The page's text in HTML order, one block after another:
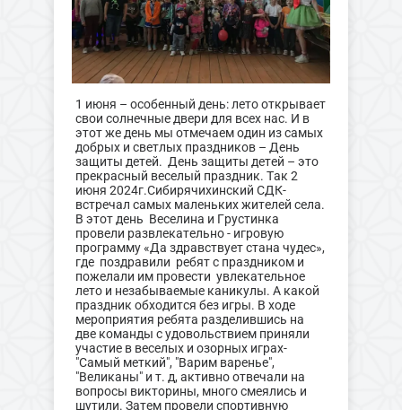
1 июня – особенный день: лето открывает
свои солнечные двери для всех нас. И в
этот же день мы отмечаем один из самых
добрых и светлых праздников – День
защиты детей. День защиты детей – это
прекрасный веселый праздник. Так 2
июня 2024г.Сибирячихинский СДК-
встречал самых маленьких жителей села.
В этот день Веселина и Грустинка
провели развлекательно - игровую
программу «Да здравствует стана чудес»,
где поздравили ребят с праздником и
пожелали им провести увлекательное
лето и незабываемые каникулы. А какой
праздник обходится без игры. В ходе
мероприятия ребята разделившись на
две команды с удовольствием приняли
участие в веселых и озорных играх-
"Самый меткий", "Варим варенье",
"Великаны" и т. д, активно отвечали на
вопросы викторины, много смеялись и
шутили. Затем провели спортивную